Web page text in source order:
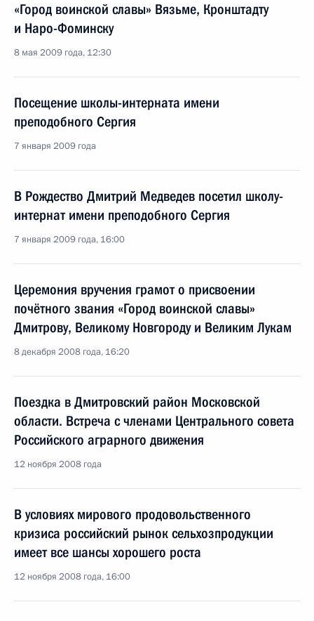
«Город воинской славы» Вязьме, Кронштадту
и Наро-Фоминску
8 мая 2009 года, 12:30
Посещение школы-интерната имени
преподобного Сергия
7 января 2009 года
В Рождество Дмитрий Медведев посетил школу-
интернат имени преподобного Сергия
7 января 2009 года, 16:00
Церемония вручения грамот о присвоении
почётного звания «Город воинской славы»
Дмитрову, Великому Новгороду и Великим Лукам
8 декабря 2008 года, 16:20
Поездка в Дмитровский район Московской
области. Встреча с членами Центрального совета
Российского аграрного движения
12 ноября 2008 года
В условиях мирового продовольственного
кризиса российский рынок сельхозпродукции
имеет все шансы хорошего роста
12 ноября 2008 года, 16:00